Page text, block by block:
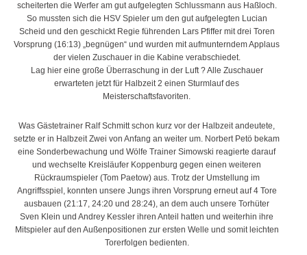
scheiterten die Werfer am gut aufgelegten Schlussmann aus Haßloch.
So mussten sich die HSV Spieler um den gut aufgelegten Lucian
Scheid und den geschickt Regie führenden Lars Pfiffer mit drei Toren
Vorsprung (16:13) „begnügen“ und wurden mit aufmunterndem Applaus
der vielen Zuschauer in die Kabine verabschiedet.
Lag hier eine große Überraschung in der Luft ? Alle Zuschauer
erwarteten jetzt für Halbzeit 2 einen Sturmlauf des
Meisterschaftsfavoriten.
Was Gästetrainer Ralf Schmitt schon kurz vor der Halbzeit andeutete,
setzte er in Halbzeit Zwei von Anfang an weiter um. Norbert Petö bekam
eine Sonderbewachung und Wölfe Trainer Simowski reagierte darauf
und wechselte Kreisläufer Koppenburg gegen einen weiteren
Rückraumspieler (Tom Paetow) aus. Trotz der Umstellung im
Angriffsspiel, konnten unsere Jungs ihren Vorsprung erneut auf 4 Tore
ausbauen (21:17, 24:20 und 28:24), an dem auch unsere Torhüter
Sven Klein und Andrey Kessler ihren Anteil hatten und weiterhin ihre
Mitspieler auf den Außenpositionen zur ersten Welle und somit leichten
Torerfolgen bedienten.